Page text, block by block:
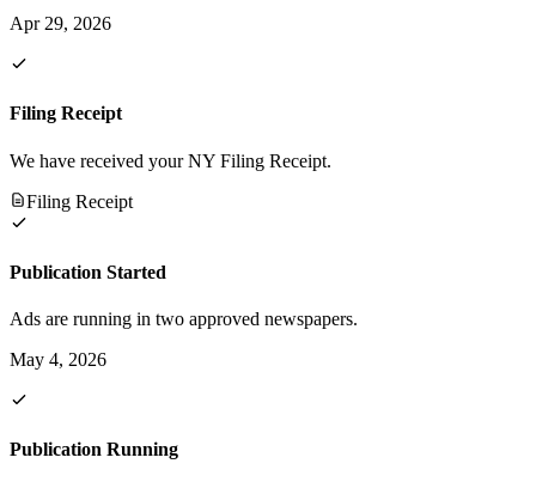
Apr 29, 2026
Filing Receipt
We have received your NY Filing Receipt.
Filing Receipt
Publication Started
Ads are running in two approved newspapers.
May 4, 2026
Publication Running